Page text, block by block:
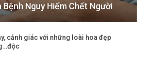
Bệnh Nguy Hiểm Chết Người
cảnh giác với những loài hoa đẹp